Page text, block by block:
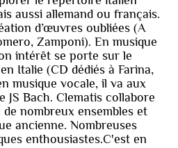
aussi allemand ou français.
d’œuvres oubliées (A
Zamponi). En musique
intérêt se porte sur le
Italie (CD dédiés à Farina,
musique vocale, il va aux
JS Bach. Clematis collabore
nombreux ensembles et
ancienne. Nombreuses
enthousiastes.C'est en